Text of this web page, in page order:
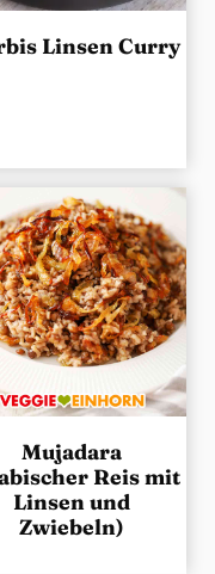
Linsen Curry
Mujadara
Reis mit
Linsen und
Zwiebeln)